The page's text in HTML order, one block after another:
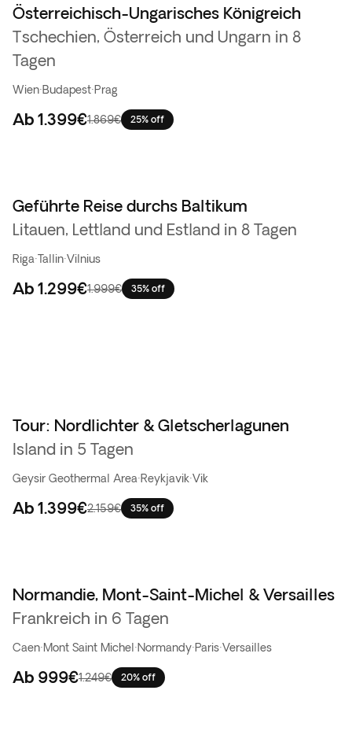
Bestseller
Österreichisch-Ungarisches Königreich
Tschechien, Österreich und Ungarn in 8
Tagen
Wien·Budapest·Prag
Ab 1.399€1.869€ 25% off
Geführte Reise durchs Baltikum
Litauen, Lettland und Estland in 8 Tagen
Riga·Tallin·Vilnius
Ab 1.299€1.999€ 35% off
Favoriten
Tour: Nordlichter & Gletscherlagunen
Island in 5 Tagen
Geysir Geothermal Area·Reykjavik·Vik
Ab 1.399€2.159€ 35% off
Normandie, Mont-Saint-Michel & Versailles
Frankreich in 6 Tagen
Caen·Mont Saint Michel ·Normandy·Paris·Versailles
Ab 999€1.249€ 20% off